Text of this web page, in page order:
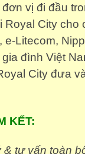
đơn vị đi đầu
Royal City cho
e-Litecom,
đình Việt
City đưa
KẾT:
& tư vấn toàn